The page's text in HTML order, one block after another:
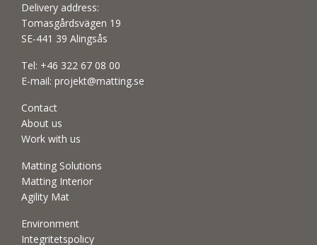
Delivery address:
Tomasgårdsvägen 19
SE-441 39 Alingsås
Tel: +46 322 67 08 00
E-mail: projekt@matting.se
Contact
About us
Work with us
Matting Solutions
Matting Interior
Agility Mat
Environment
Integritetspolicy